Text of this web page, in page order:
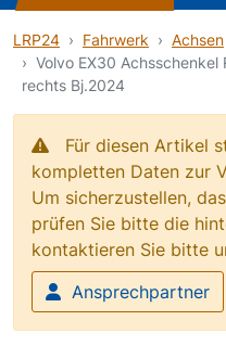
LRP24 Fahrwerk
Achsen
Volvo EX30
rechts Bj.2024
Für diesen Artikel
kompletten Daten zur
Um sicherzustellen,
prüfen Sie bitte die
kontaktieren Sie bitte
Ansprechpartner